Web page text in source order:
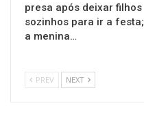
presa após deixar filhos
sozinhos para ir a festa;
a menina…
PREV NEXT